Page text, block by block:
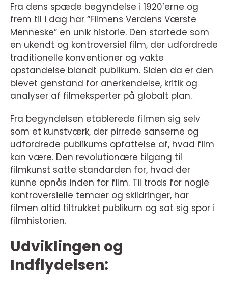
Fra dens spæde begyndelse i 1920’erne og
frem til i dag har “Filmens Verdens Værste
Menneske” en unik historie. Den startede som
en ukendt og kontroversiel film, der udfordrede
traditionelle konventioner og vakte
opstandelse blandt publikum. Siden da er den
blevet genstand for anerkendelse, kritik og
analyser af filmeksperter på globalt plan.
Fra begyndelsen etablerede filmen sig selv
som et kunstværk, der pirrede sanserne og
udfordrede publikums opfattelse af, hvad film
kan være. Den revolutionære tilgang til
filmkunst satte standarden for, hvad der
kunne opnås inden for film. Til trods for nogle
kontroversielle temaer og skildringer, har
filmen altid tiltrukket publikum og sat sig spor i
filmhistorien.
Udviklingen og
Indflydelsen: